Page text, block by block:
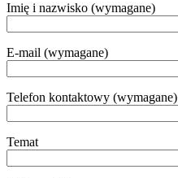
Imię i nazwisko (wymagane)
E-mail (wymagane)
Telefon kontaktowy (wymagane)
Temat